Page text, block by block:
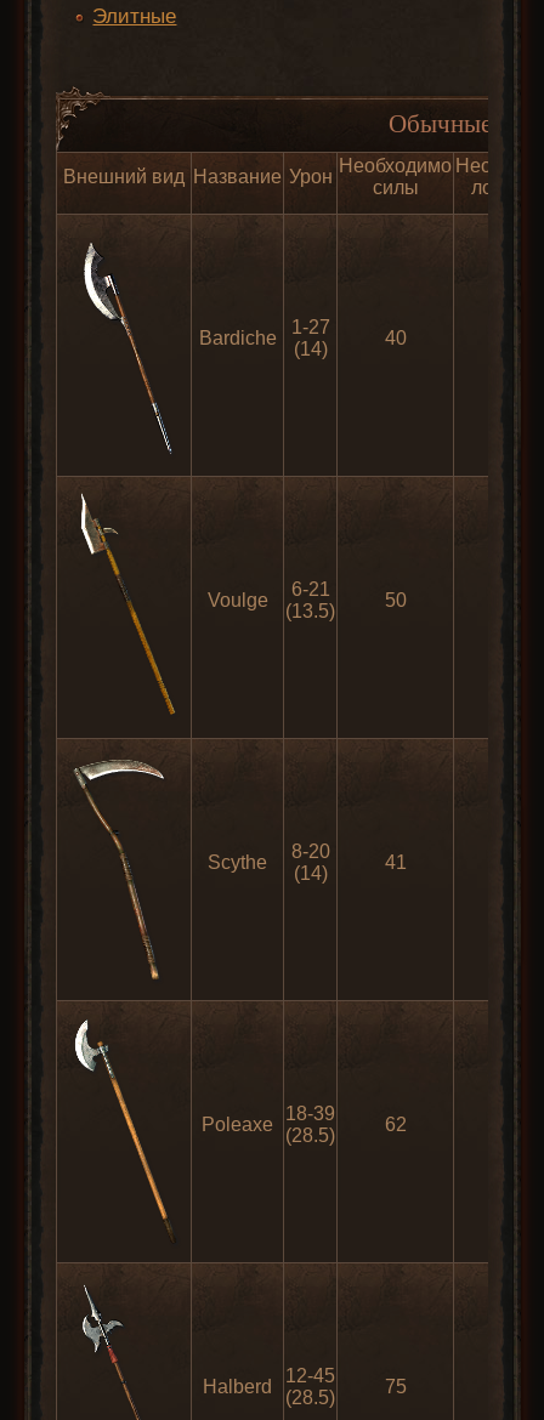
Элитные
Обычные
Внешний вид Название Урон
Необходимо
силы
Bardiche
1-27
(14)
40
Voulge
6-21
(13.5)
50
Scythe
8-20
(14)
41
Poleaxe
18-39
(28.5)
62
Halberd
12-45
(28.5)
75